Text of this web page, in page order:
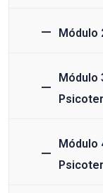
Módulo
Módulo
Módulo